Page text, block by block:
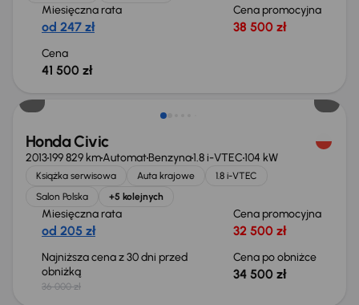
Miesięczna rata
od 247 zł
Cena promocyjna
38 500 zł
Cena
41 500 zł
Taniej o 1 500 zł
Honda Civic
2013199 829 kmAutomatBenzyna1.8 i-VTEC104 kW
Książka serwisowa Auta krajowe
1.8 i-VTEC
Salon Polska
+5 kolejnych
Miesięczna rata
od 205 zł
Cena promocyjna
32 500 zł
Najniższa cena z 30 dni przed
obniżką
36 000 zł
Cena po obniżce
34 500 zł